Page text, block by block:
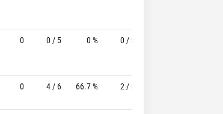
0 0 / 5 0 % 0 / 3
0 4 / 6 66.7 % 2 / 3